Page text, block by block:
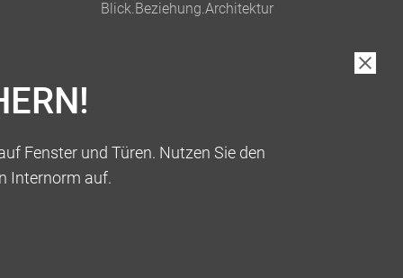
Fenster und Türen. Nutzen Sie den
Internorm auf.